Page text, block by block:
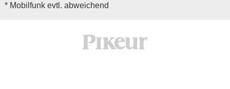
* Mobilfunk evtl. abweichend